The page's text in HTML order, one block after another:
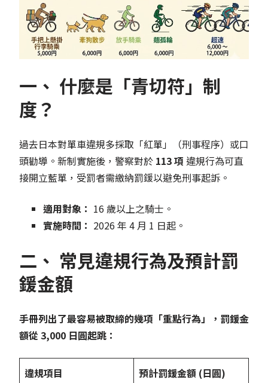
一、 什麼是「青切符」制
度？
過去日本對單車違規多採取「紅單」（刑事程序）或口
頭勸導。新制實施後，警察對於 113 項 違規行為可直
接開立藍單，受罰者需繳納罰鍰以避免刑事起訴。
適用對象： 16 歲以上之騎士。
實施時間： 2026 年 4 月 1 日起。
二、 常見違規行為及預計罰
鍰金額
手冊列出了最容易被取締的幾項「重點行為」，罰鍰金
額從 3,000 日圓起跳：
違規項目 預計罰鍰金額 (日圓)